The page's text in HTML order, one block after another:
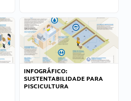
INFOGRÁFICO:
SUSTENTABILIDADE PARA
PISCICULTURA